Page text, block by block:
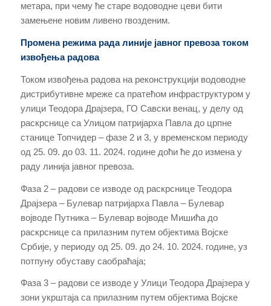
метара, при чему ће старе водоводне цеви бити
замењене новим ливено гвозденим.
Промена режима рада линије јавног превоза током
извођења радова
Током извођења радова на реконструкцији водоводне
дистрибутивне мреже са пратећом инфраструктуром у
улици Теодора Драјзера, ГО Савски венац, у делу од
раскрснице са Улицом патријарха Павла до црпне
станице Топчидер – фазе 2 и 3, у временском периоду
од 25. 09. до 03. 11. 2024. године доћи ће до измена у
раду линија јавног превоза.
Фаза 2 – радови се изводе од раскрснице Теодора
Драјзера – Булевар патријарха Павла – Булевар
војводе Путника – Булевар војводе Мишића до
раскрснице са прилазним путем објектима Војске
Србије, у периоду од 25. 09. до 24. 10. 2024. године, уз
потпуну обуставу саобраћаја;
Фаза 3 – радови се изводе у Улици Теодора Драјзера у
зони укрштаја са прилазним путем објектима Војске